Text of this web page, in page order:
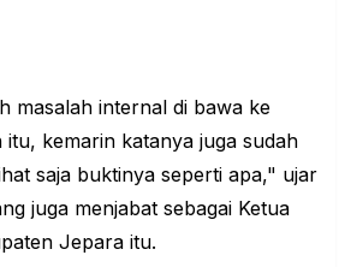
masalah internal di bawa ke
kemarin katanya juga sudah
saja buktinya seperti apa," ujar
juga menjabat sebagai Ketua
Jepara itu.